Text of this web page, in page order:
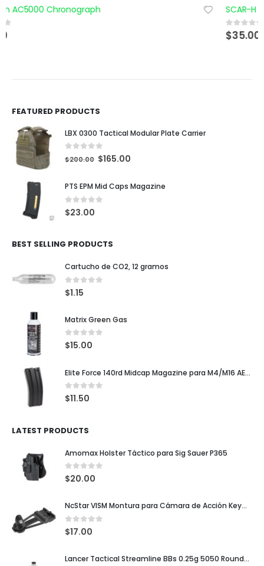
SCAR-H 3-Prong Flash hider – 14mm Negativo
FEATURED PRODUCTS
LBX 0300 Tactical Modular Plate Carrier
out of 5
$200.00 $165.00
PTS EPM Mid Caps Magazine
0 out of 5
$23.00
BEST SELLING PRODUCTS
Cartucho de CO2, 12 gramos
0out of 5
$1.15
Matrix Green Gas
0out of 5
$15.00
Elite Force 140rd Midcap Magazine para M4/M16 AEG Rifles
0out of 5
$11.50
LATEST PRODUCTS
Amomax Holster Táctico para Sig Sauer P365
0out of 5
$20.00
NcStar VISM Montura para Cámara de Acción KeyMod / M-LOK / Picatinny
0out of 5
$17.00
Lancer Tactical Streamline BBs 0.25g 5050 Rounds Blancas